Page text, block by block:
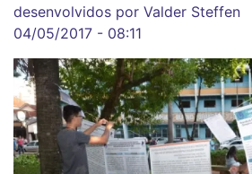
desenvolvidos por Valder Steffen
04/05/2017 - 08:11